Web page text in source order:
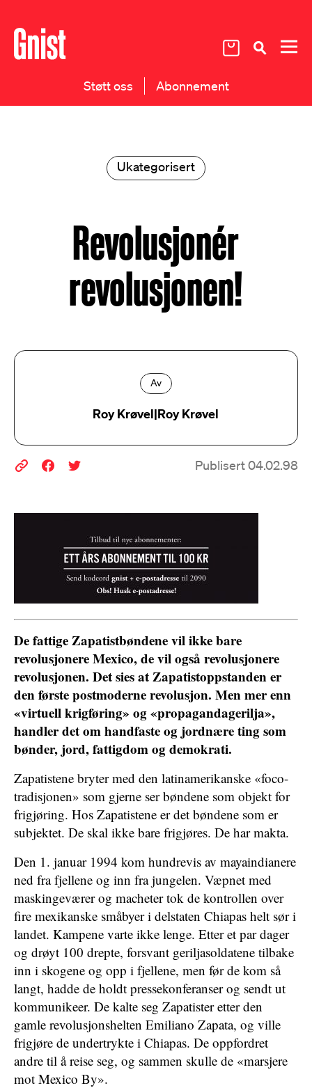
Støtt oss Abonnement
Ukategorisert
Revolusjonér
revolusjonen!
Av
Roy Krøvel|Roy Krøvel
Publisert 04.02.98
De fattige Zapatistbøndene vil ikke bare
revolusjonere Mexico, de vil også revolusjonere
revolusjonen. Det sies at Zapatistoppstanden er
den første postmoderne revolusjon. Men mer enn
«virtuell krigføring» og «propagandagerilja»,
handler det om handfaste og jordnære ting som
bønder, jord, fattigdom og demokrati.
Zapatistene bryter med den latinamerikanske «foco-
tradisjonen» som gjerne ser bøndene som objekt for
frigjøring. Hos Zapatistene er det bøndene som er
subjektet. De skal ikke bare frigjøres. De har makta.
Den 1. januar 1994 kom hundrevis av mayaindianere
ned fra fjellene og inn fra jungelen. Væpnet med
maskingeværer og macheter tok de kontrollen over
fire mexikanske småbyer i delstaten Chiapas helt sør i
landet. Kampene varte ikke lenge. Etter et par dager
og drøyt 100 drepte, forsvant geriljasoldatene tilbake
inn i skogene og opp i fjellene, men før de kom så
langt, hadde de holdt pressekonferanser og sendt ut
kommunikeer. De kalte seg Zapatister etter den
gamle revolusjonshelten Emiliano Zapata, og ville
frigjøre de undertrykte i Chiapas. De oppfordret
andre til å reise seg, og sammen skulle de «marsjere
mot Mexico By».